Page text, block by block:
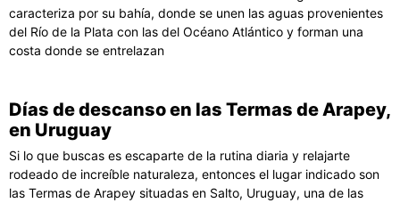
caracteriza por su bahía, donde se unen las aguas provenientes
del Río de la Plata con las del Océano Atlántico y forman una
costa donde se entrelazan
Días de descanso en las Termas de Arapey,
en Uruguay
Si lo que buscas es escaparte de la rutina diaria y relajarte
rodeado de increíble naturaleza, entonces el lugar indicado son
las Termas de Arapey situadas en Salto, Uruguay, una de las